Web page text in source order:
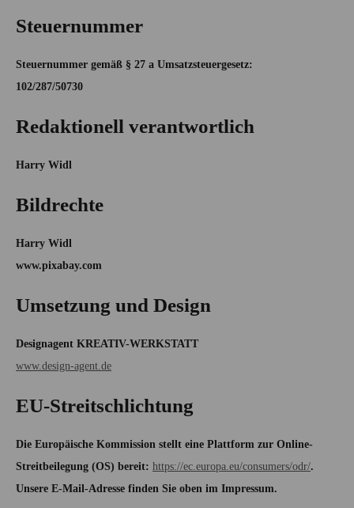
Steuernummer
Steuernummer gemäß § 27 a Umsatzsteuergesetz:
102/287/50730
Redaktionell verantwortlich
Harry Widl
Bildrechte
Harry Widl
www.pixabay.com
Umsetzung und Design
Designagent KREATIV-WERKSTATT
www.design-agent.de
EU-Streitschlichtung
Die Europäische Kommission stellt eine Plattform zur Online-
Streitbeilegung (OS) bereit: https://ec.europa.eu/consumers/odr/.
Unsere E-Mail-Adresse finden Sie oben im Impressum.